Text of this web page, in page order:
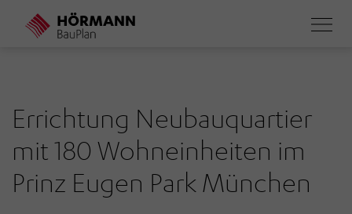
Direkt
Errichtung Neubauquartier
mit 180 Wohneinheiten im
Prinz Eugen Park München